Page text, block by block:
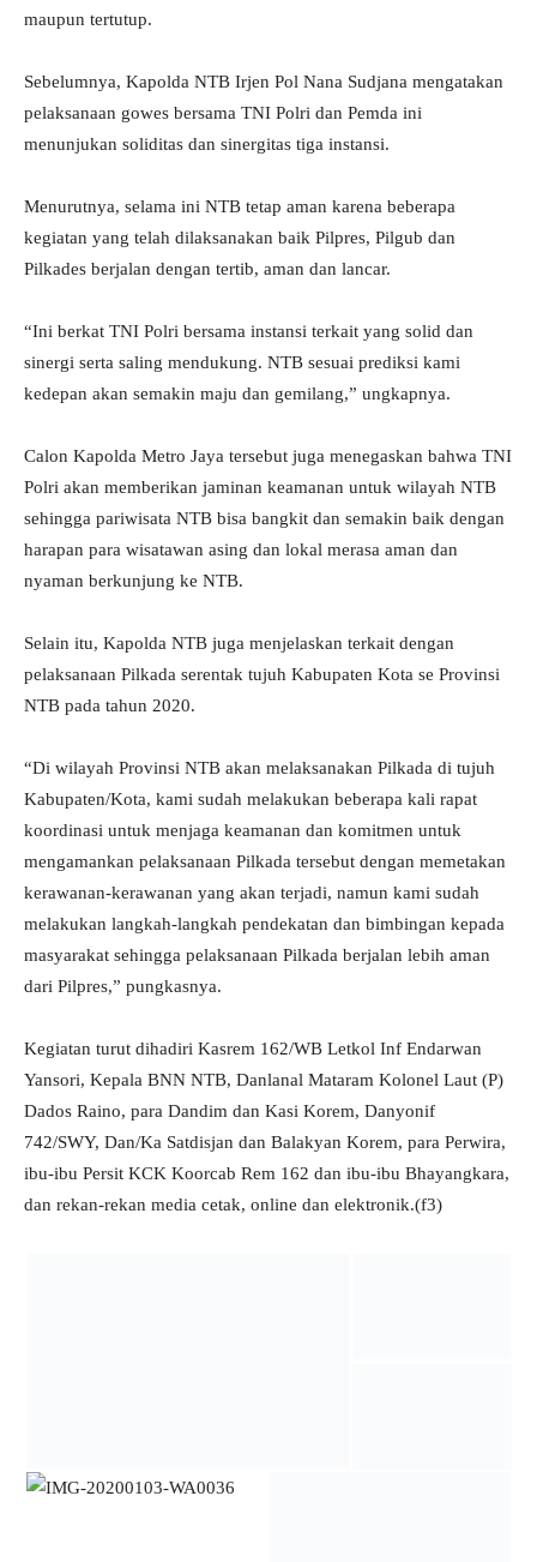
maupun tertutup.
Sebelumnya, Kapolda NTB Irjen Pol Nana Sudjana mengatakan
pelaksanaan gowes bersama TNI Polri dan Pemda ini
menunjukan soliditas dan sinergitas tiga instansi.
Menurutnya, selama ini NTB tetap aman karena beberapa
kegiatan yang telah dilaksanakan baik Pilpres, Pilgub dan
Pilkades berjalan dengan tertib, aman dan lancar.
“Ini berkat TNI Polri bersama instansi terkait yang solid dan
sinergi serta saling mendukung. NTB sesuai prediksi kami
kedepan akan semakin maju dan gemilang,” ungkapnya.
Calon Kapolda Metro Jaya tersebut juga menegaskan bahwa TNI
Polri akan memberikan jaminan keamanan untuk wilayah NTB
sehingga pariwisata NTB bisa bangkit dan semakin baik dengan
harapan para wisatawan asing dan lokal merasa aman dan
nyaman berkunjung ke NTB.
Selain itu, Kapolda NTB juga menjelaskan terkait dengan
pelaksanaan Pilkada serentak tujuh Kabupaten Kota se Provinsi
NTB pada tahun 2020.
“Di wilayah Provinsi NTB akan melaksanakan Pilkada di tujuh
Kabupaten/Kota, kami sudah melakukan beberapa kali rapat
koordinasi untuk menjaga keamanan dan komitmen untuk
mengamankan pelaksanaan Pilkada tersebut dengan memetakan
kerawanan-kerawanan yang akan terjadi, namun kami sudah
melakukan langkah-langkah pendekatan dan bimbingan kepada
masyarakat sehingga pelaksanaan Pilkada berjalan lebih aman
dari Pilpres,” pungkasnya.
Kegiatan turut dihadiri Kasrem 162/WB Letkol Inf Endarwan
Yansori, Kepala BNN NTB, Danlanal Mataram Kolonel Laut (P)
Dados Raino, para Dandim dan Kasi Korem, Danyonif
742/SWY, Dan/Ka Satdisjan dan Balakyan Korem, para Perwira,
ibu-ibu Persit KCK Koorcab Rem 162 dan ibu-ibu Bhayangkara,
dan rekan-rekan media cetak, online dan elektronik.(f3)